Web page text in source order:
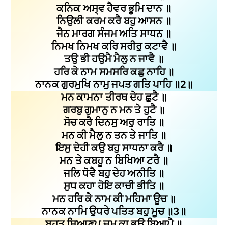
ਕਨਿਕ ਅਸ੍ਵ ਹੈਵਰ ਭੂਮਿ ਦਾਨ ॥
ਨਿਉਲੀ ਕਰਮ ਕਰੈ ਬਹੁ ਆਸਨ ॥
ਜੈਨ ਮਾਰਗ ਸੰਜਮ ਅਤਿ ਸਾਧਨ ॥
ਨਿਮਖ ਨਿਮਖ ਕਰਿ ਸਰੀਰੁ ਕਟਾਵੈ ॥
ਤਉ ਭੀ ਹਉਮੈ ਮੈਲੁ ਨ ਜਾਵੈ ॥
ਹਰਿ ਕੇ ਨਾਮ ਸਮਸਰਿ ਕਛੁ ਨਾਹਿ ॥
ਨਾਨਕ ਗੁਰਮੁਖਿ ਨਾਮੁ ਜਪਤ ਗਤਿ ਪਾਹਿ ॥2॥
ਮਨ ਕਾਮਨਾ ਤੀਰਥ ਦੇਹ ਛੁਟੈ ॥
ਗਰਬੁ ਗੁਮਾਨੁ ਨ ਮਨ ਤੇ ਹੁਟੈ ॥
ਸੋਚ ਕਰੈ ਦਿਨਸੁ ਅਰੁ ਰਾਤਿ ॥
ਮਨ ਕੀ ਮੈਲੁ ਨ ਤਨ ਤੇ ਜਾਤਿ ॥
ਇਸੁ ਦੇਹੀ ਕਉ ਬਹੁ ਸਾਧਨਾ ਕਰੈ ॥
ਮਨ ਤੇ ਕਬਹੂ ਨ ਬਿਖਿਆ ਟਰੈ ॥
ਜਲਿ ਧੋਵੈ ਬਹੁ ਦੇਹ ਅਨੀਤਿ ॥
ਸੁਧ ਕਹਾ ਹੋਇ ਕਾਚੀ ਭੀਤਿ ॥
ਮਨ ਹਰਿ ਕੇ ਨਾਮ ਕੀ ਮਹਿਮਾ ਊਚ ॥
ਨਾਨਕ ਨਾਮਿ ਉਧਰੇ ਪਤਿਤ ਬਹੁ ਮੂਚ ॥3॥